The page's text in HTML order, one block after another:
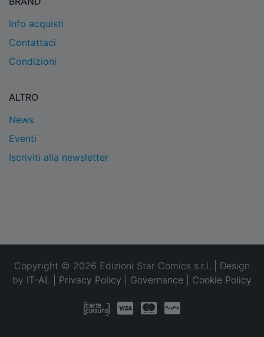
Info acquisti
Contattaci
Condizioni
ALTRO
News
Eventi
Iscriviti alla newsletter
Copyright © 2026 Edizioni Star Comics s.r.l. | Design
by IT-AL Privacy Policy Governance Cookie Policy